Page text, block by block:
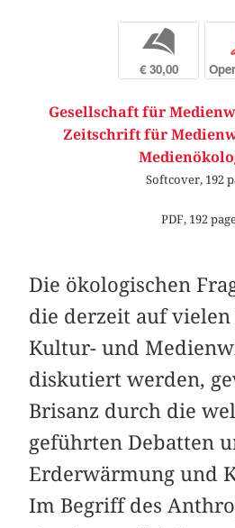
b
€ 30,00
Gesellschaft für
Zeitschrift für
Softcover, 192
PDF, 192
Die ökologischen
die derzeit auf
Kultur- und
diskutiert werden,
Brisanz durch die
geführten Debatten
Erderwärmung und
Im Begriff des